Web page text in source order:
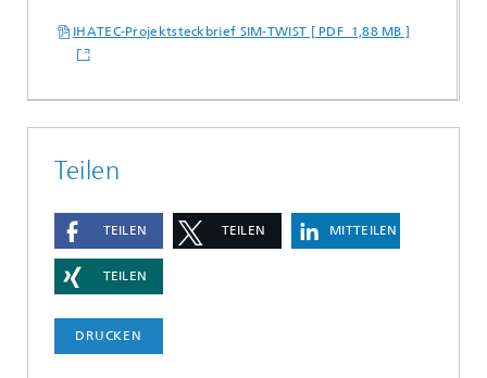
IHATEC-Projektsteckbrief SIM-TWIST [ PDF 1,88 MB ]
Teilen
TEILEN TEILEN MITTEILEN
TEILEN
DRUCKEN